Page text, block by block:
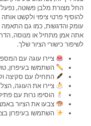
החל מצורת מלבן פשוטה, נפעל
עומק והדגשות, כמו גם התאמה
אתה אמן מתחיל או מנוסה,
לשיפור כישורי הציור שלך.
ציירו עוגה עם המספרים 2024
השתמשו בעיפרון,
התחילו עם סקיצה
ציירו את העוגה,
הוסיפו נרות עם
צבעו את הציור
השתמשו בעיפרון